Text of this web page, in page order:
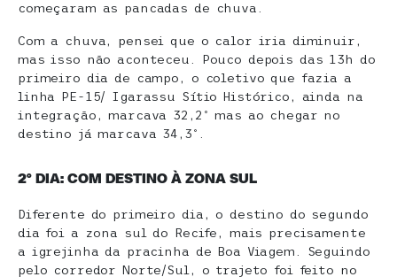
começaram as pancadas de chuva.
Com a chuva, pensei que o calor iria diminuir,
mas isso não aconteceu. Pouco depois das 13h do
primeiro dia de campo, o coletivo que fazia a
linha PE-15/ Igarassu Sítio Histórico, ainda na
integração, marcava 32,2º mas ao chegar no
destino já marcava 34,3º.
2º DIA: COM DESTINO À ZONA SUL
Diferente do primeiro dia, o destino do segundo
dia foi a zona sul do Recife, mais precisamente
a igrejinha da pracinha de Boa Viagem. Seguindo
pelo corredor Norte/Sul, o trajeto foi feito no